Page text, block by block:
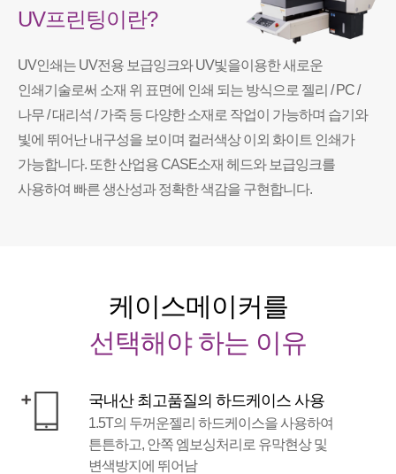
UV프린팅이란?
UV인쇄는 UV전용 보급잉크와 UV빛을이용한 새로운
인쇄기술로써 소재 위 표면에 인쇄 되는 방식으로 젤리 / PC /
나무 / 대리석 / 가죽 등 다양한 소재로 작업이 가능하며 습기와
빛에 뛰어난 내구성을 보이며 컬러색상 이외 화이트 인쇄가
가능합니다. 또한 산업용 CASE소재 헤드와 보급잉크를
사용하여 빠른 생산성과 정확한 색감을 구현합니다.
케이스메이커를
선택해야 하는 이유
국내산 최고품질의 하드케이스 사용
1.5T의 두꺼운젤리 하드케이스을 사용하여
튼튼하고, 안쪽 엠보싱처리로 유막현상 및
변색방지에 뛰어남